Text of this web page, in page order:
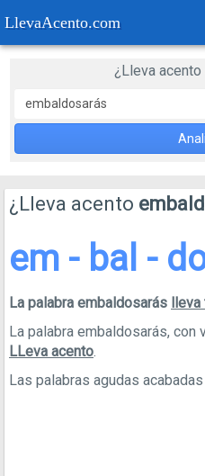
LlevaAcento.com
¿Lleva
¿Lleva acento
em - bal -
La palabra embaldosarás
La palabra embaldosarás, con
LLeva acento.
Las palabras agudas